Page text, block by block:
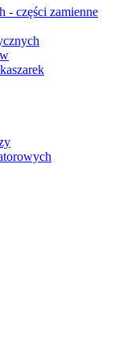
- części zamienne